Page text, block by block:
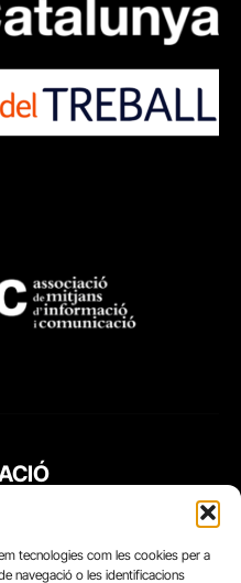
tecnologies com les cookies per a
navegació o les identificacions